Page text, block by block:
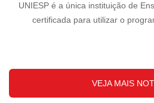
UNIESP é a única instituição de
certificada para utilizar o
VEJA MAIS